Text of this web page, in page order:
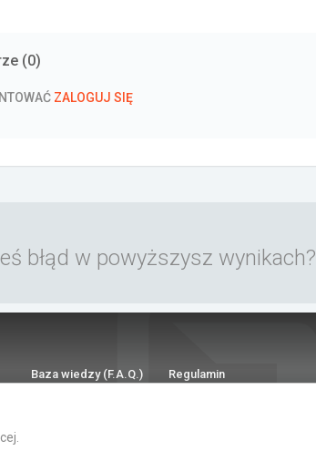
(0)
ZALOGUJ SIĘ
błąd w powyższysz wynikach?
Baza wiedzy (F.A.Q.)
Regulamin